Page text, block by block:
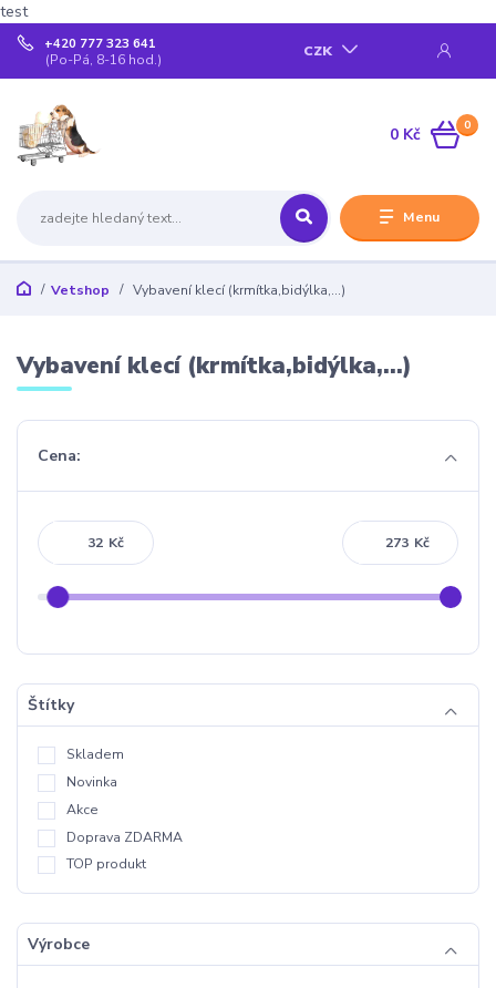
test
Menu
CZK
+420 777 323 641
(Po-Pá, 8-16 hod.)
0
0 Kč
Vetshop Vybavení klecí (krmítka,bidýlka,...)
Vybavení klecí (krmítka,bidýlka,...)
Cena:
Kč Kč
Štítky
Skladem
Novinka
Akce
Doprava ZDARMA
TOP produkt
Výrobce